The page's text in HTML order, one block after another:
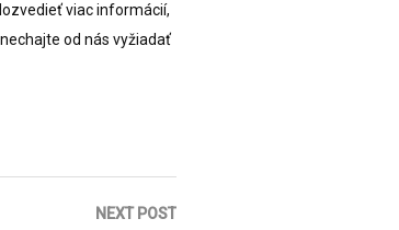
viac informácií,
od nás vyžiadať
NEXT POST